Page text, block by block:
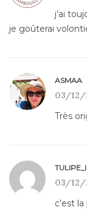
j’ai
je goûterai
ASMAA
03/12/
Très
03/12/
c’est